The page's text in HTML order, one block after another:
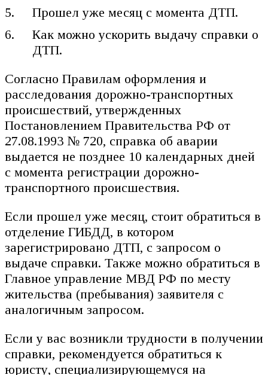
Прошел уже месяц с момента ДТП.
Как можно ускорить выдачу справки о
ДТП.
Согласно Правилам оформления и
расследования дорожно-транспортных
происшествий, утвержденных
Постановлением Правительства РФ от
27.08.1993 № 720, справка об аварии
выдается не позднее 10 календарных дней
с момента регистрации дорожно-
транспортного происшествия.
Если прошел уже месяц, стоит обратиться в
отделение ГИБДД, в котором
зарегистрировано ДТП, с запросом о
выдаче справки. Также можно обратиться в
Главное управление МВД РФ по месту
жительства (пребывания) заявителя с
аналогичным запросом.
Если у вас возникли трудности в получении
справки, рекомендуется обратиться к
юристу, специализирующемуся на